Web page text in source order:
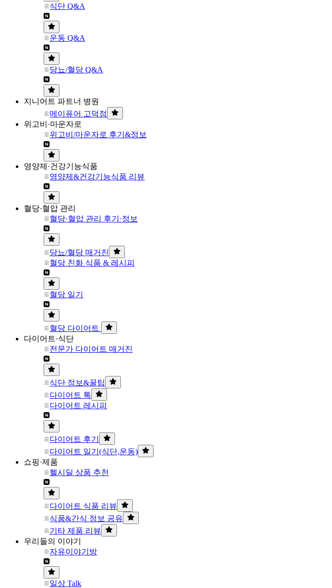
식단 Q&A
운동 Q&A
당뇨/혈당 Q&A
지니어트 파트너 병원
메이퓨어 고덕점
위고비·마운자로
위고비/마운자로 후기&정보
영양제·건강기능식품
영양제&건강기능식품 리뷰
혈당·혈압 관리
혈당·혈압 관리 후기·정보
당뇨/혈당 매거진
혈당 친화 식품 & 레시피
혈당 일기
혈당 다이어트
다이어트·식단
전문가 다이어트 매거진
식단 정보&꿀팁
다이어트 톡
다이어트 레시피
다이어트 후기
다이어트 일기(식단,운동)
쇼핑·제품
헬시딜 상품 추천
다이어트 식품 리뷰
식품&간식 정보 공유
기타 제품 리뷰
우리들의 이야기
자유이야기방
일상 Talk